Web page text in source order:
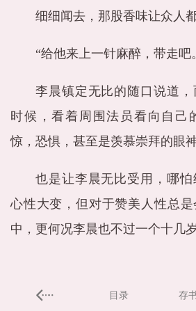
细细闻去，那股香味让众人
“给他来上一针麻醉，带走吧
李晨镇定无比的随口说道
时候，看着周围法员看向自己
惊，恐惧，甚至是羡慕崇拜的眼神
也是让李晨无比受用，哪
心性大变，但对于赞美人性总
中，更何况李晨也不过一个十几
目录 存